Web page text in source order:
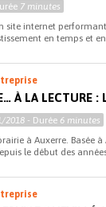
7 minutes
site internet
en temps et
À LA LECTURE :
2018 - Durée 6 minutes
à Auxerre. Basée
le début des